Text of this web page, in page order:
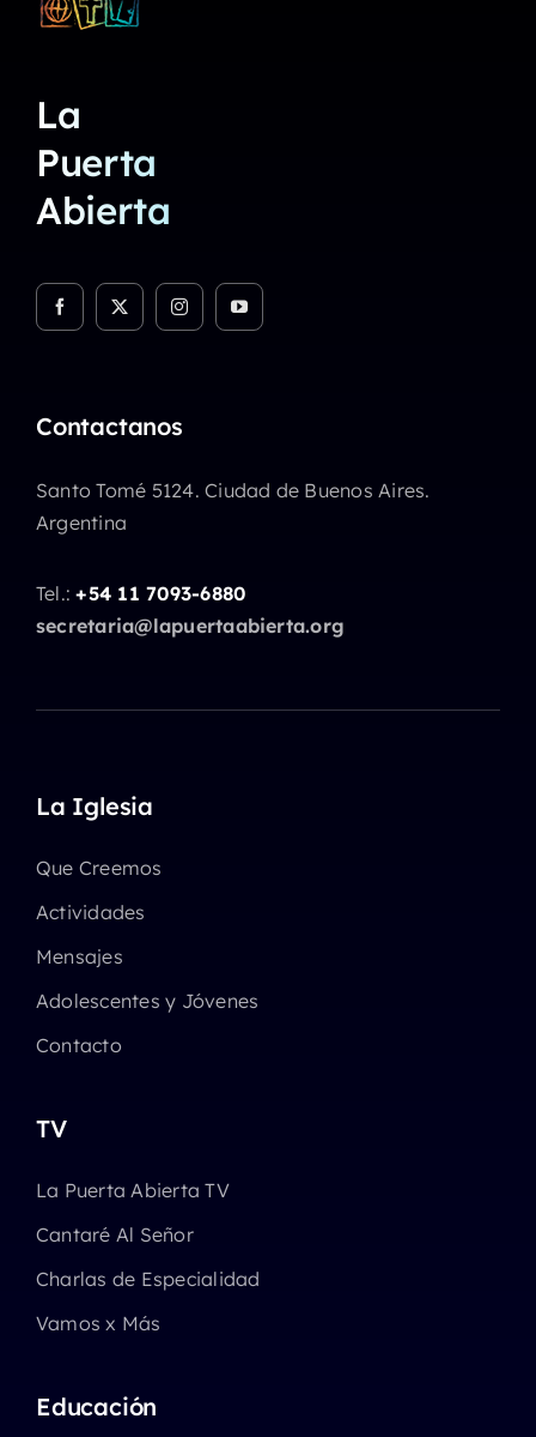
La
Puerta
Abierta
Contactanos
Santo Tomé 5124. Ciudad de Buenos Aires.
Argentina
Tel.:+54 11 7093-6880
secretaria@lapuertaabierta.org
La Iglesia
Que Creemos
Actividades
Mensajes
Adolescentes y Jóvenes
Contacto
TV
La Puerta Abierta TV
Cantaré Al Señor
Charlas de Especialidad
Vamos x Más
Educación